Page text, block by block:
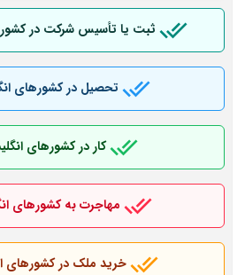
ثبت یا تأسیس شرکت در
تحصیل در کشورهای
کار در کشورهای
مهاجرت به کشورهای
خرید ملک در کشورهای